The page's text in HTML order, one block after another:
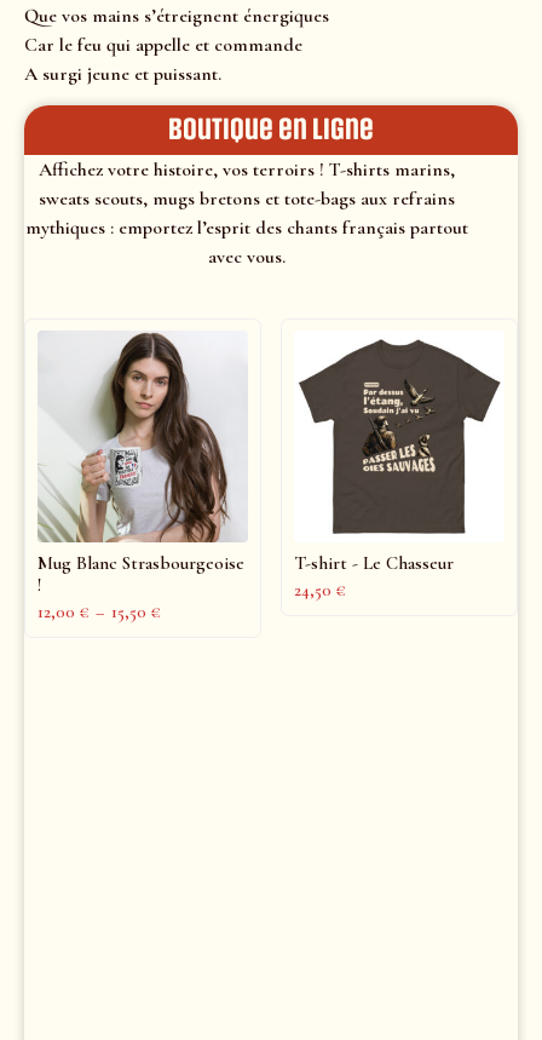
Que vos mains s’étreignent énergiques
Car le feu qui appelle et commande
A surgi jeune et puissant.
Boutique en ligne
Affichez votre histoire, vos terroirs ! T-shirts marins,
sweats scouts, mugs bretons et tote-bags aux refrains
mythiques : emportez l’esprit des chants français partout
avec vous.
Mug Blanc Strasbourgeoise
!
12,00 € – 15,50 €
T-shirt - Le Chasseur
24,50 €